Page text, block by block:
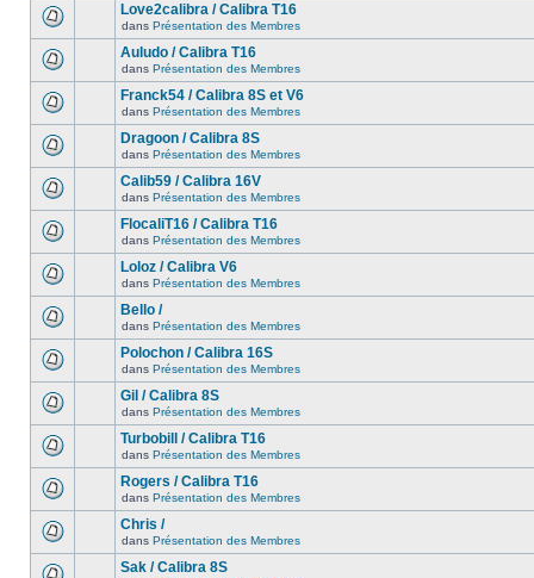
Love2calibra / Calibra T16
dans Présentation des Membres
Auludo / Calibra T16
dans Présentation des Membres
Franck54 / Calibra 8S et V6
dans Présentation des Membres
Dragoon / Calibra 8S
dans Présentation des Membres
Calib59 / Calibra 16V
dans Présentation des Membres
FlocaliT16 / Calibra T16
dans Présentation des Membres
Loloz / Calibra V6
dans Présentation des Membres
Bello /
dans Présentation des Membres
Polochon / Calibra 16S
dans Présentation des Membres
Gil / Calibra 8S
dans Présentation des Membres
Turbobill / Calibra T16
dans Présentation des Membres
Rogers / Calibra T16
dans Présentation des Membres
Chris /
dans Présentation des Membres
Sak / Calibra 8S